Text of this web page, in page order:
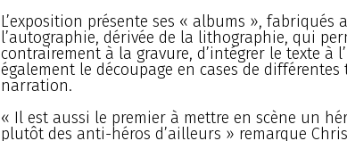
L’exposition présente ses « albums », fabriqués
l’autographie, dérivée de la lithographie, qui
contrairement à la gravure, d’intégrer le texte à
également le découpage en cases de
narration.
« Il est aussi le premier à mettre en scène un
plutôt des anti-héros d’ailleurs » remarque